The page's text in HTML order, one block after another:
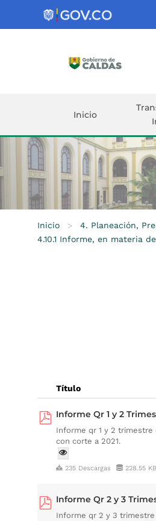
Gobernación
Inicio
Inicio > 4. Planeación,
4.10.1 Informe, en materia
Título
Informe Qr 1 y 2
Informe qr 1 y 2 trimestre
con corte a 2021.
235 Descargas 228.55 KB
Informe Qr 2 y 3
Informe qr 2 y 3